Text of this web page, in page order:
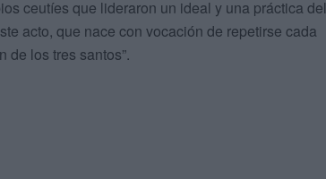
ceutíes que lideraron un ideal y una práctica del
acto, que nace con vocación de repetirse cada
de los tres santos”.